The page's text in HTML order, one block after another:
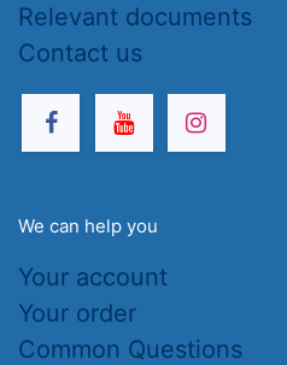
Relevant documents
Contact us
We can help you
Your account
Your order
Common Questions